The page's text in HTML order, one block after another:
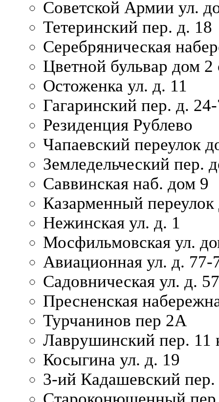
Советской Армии ул.
Тетеринский пер. д. 18
Серебряническая
Цветной бульвар дом 2
Остоженка ул. д. 11
Гагаринский пер. д.
Резиденция Рублево
Чапаевский переулок
Земледельческий пер.
Саввинская наб. дом 9
Казарменный переулок
Нежинская ул. д. 1
Мосфильмовская ул.
Авиационная ул. д. 77-
Садовническая ул. д.
Пресненская
Турчанинов пер 2А
Лаврушинский пер. 11
Косыгина ул. д. 19
3-ий Кадашевский пер.